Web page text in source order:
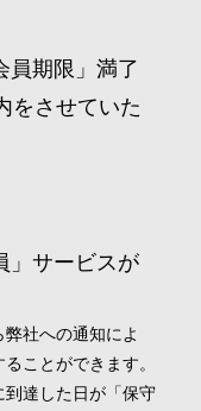
員期限」満了
をさせていた
」サービスが
社への通知によ
ことができます。
到達した日が「保守